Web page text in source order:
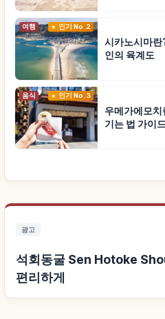
여행 인기 No.2
시카노시마란
인의 육계도
음식 인기 No.3
우메가에모치
기는 법 가이
광고
석회동굴 Sen Hotoke
편리하게